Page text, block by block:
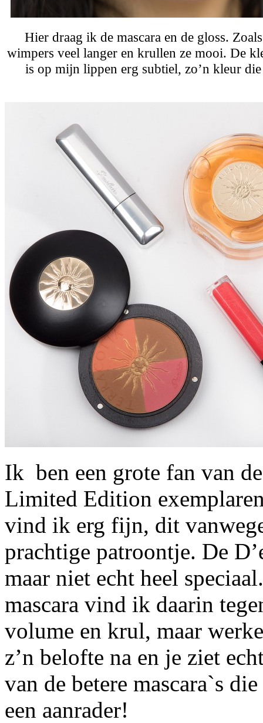
Hier draag ik de mascara en de gloss.
wimpers veel langer en krullen ze mooi. De
is op mijn lippen erg subtiel, zo’n kleur
Ik ben een grote fan van
Limited Edition
vind ik erg fijn, dit
prachtige patroontje. De
maar niet echt heel
mascara vind ik daarin
volume en krul, maar
z’n belofte na en je ziet
van de betere mascara`s
een aanrader!